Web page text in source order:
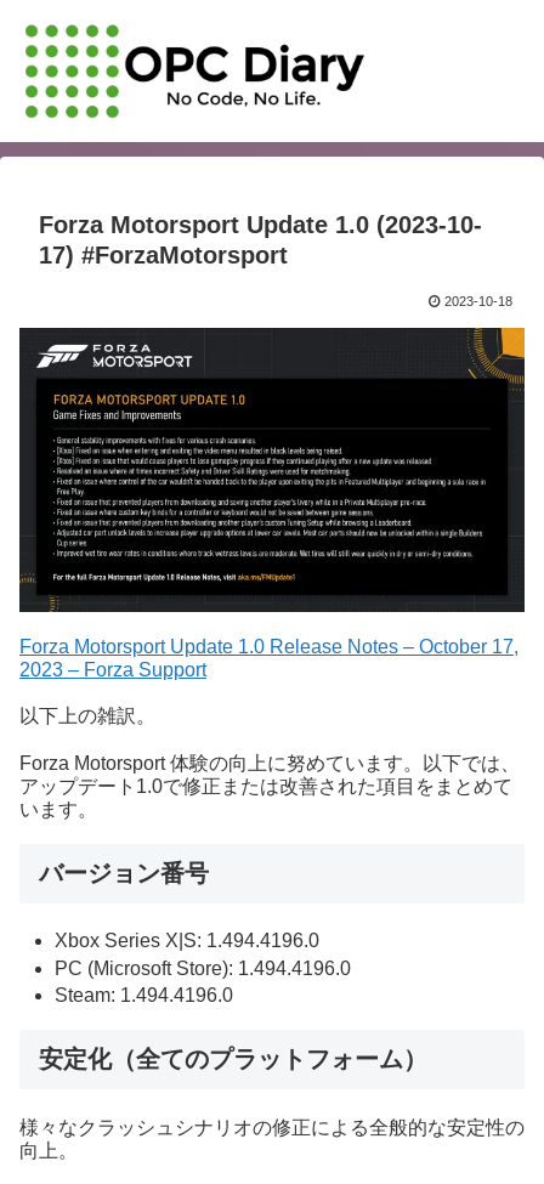
Forza Motorsport Update 1.0 (2023-10-
17) #ForzaMotorsport
2023-10-18
Forza Motorsport Update 1.0 Release Notes – October 17,
2023 – Forza Support
以下上の雑訳。
Forza Motorsport 体験の向上に努めています。以下では、
アップデート1.0で修正または改善された項目をまとめて
います。
バージョン番号
Xbox Series X|S: 1.494.4196.0
PC (Microsoft Store): 1.494.4196.0
Steam: 1.494.4196.0
安定化（全てのプラットフォーム）
様々なクラッシュシナリオの修正による全般的な安定性の
向上。